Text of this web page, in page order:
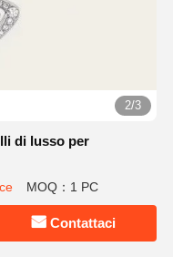
2/3
di lusso per
MOQ：1 PC
Contattaci